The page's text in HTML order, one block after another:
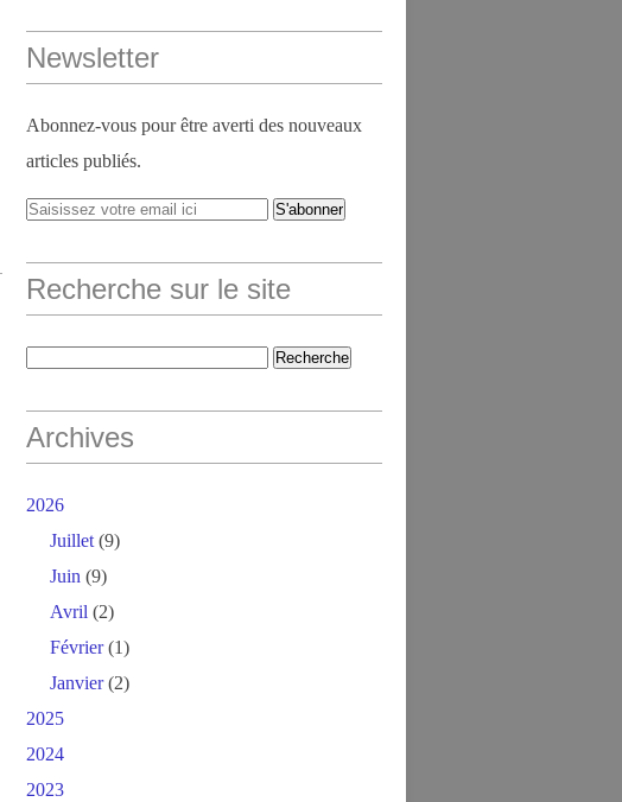
Newsletter
Abonnez-vous pour être averti des nouveaux
articles publiés.
Recherche sur le site
Archives
2026
Juillet (9)
Juin (9)
Avril (2)
Février(1)
Janvier(2)
2025
2024
2023